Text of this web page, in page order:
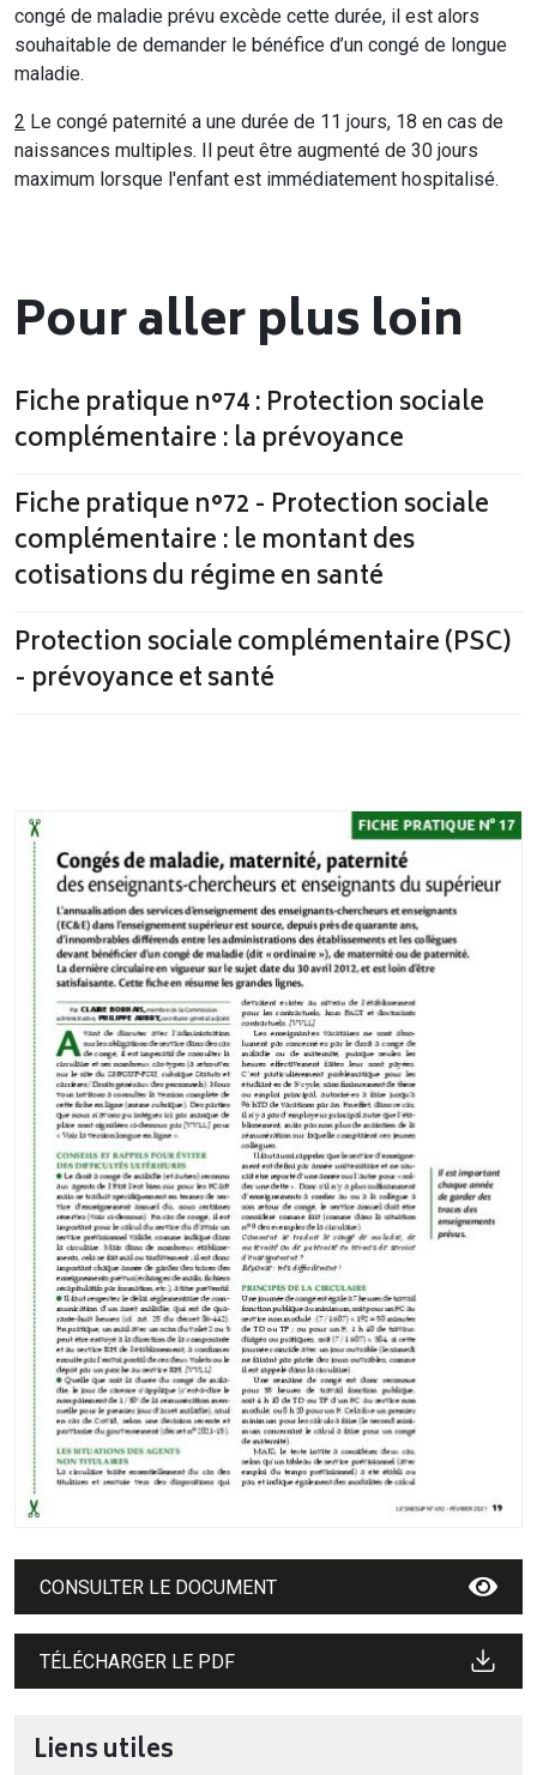
congé de maladie prévu excède cette durée, il est alors
souhaitable de demander le bénéfice d’un congé de longue
maladie.
2 Le congé paternité a une durée de 11 jours, 18 en cas de
naissances multiples. Il peut être augmenté de 30 jours
maximum lorsque l'enfant est immédiatement hospitalisé.
Pour aller plus loin
Fiche pratique n°74 : Protection sociale
complémentaire : la prévoyance
Fiche pratique n°72 - Protection sociale
complémentaire : le montant des
cotisations du régime en santé
Protection sociale complémentaire (PSC)
- prévoyance et santé
CONSULTER LE DOCUMENT
TÉLÉCHARGER LE PDF
Liens utiles